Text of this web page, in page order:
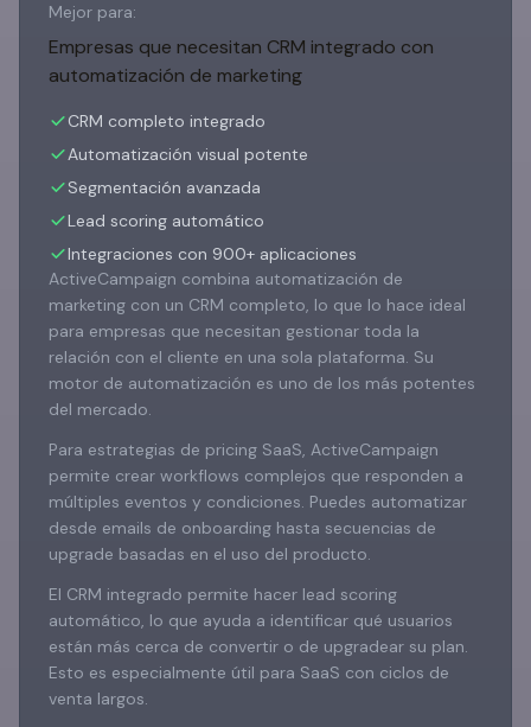
Mejor para:
Empresas que necesitan CRM integrado con
automatización de marketing
CRM completo integrado
Automatización visual potente
Segmentación avanzada
Lead scoring automático
Integraciones con 900+ aplicaciones
ActiveCampaign combina automatización de
marketing con un CRM completo, lo que lo hace ideal
para empresas que necesitan gestionar toda la
relación con el cliente en una sola plataforma. Su
motor de automatización es uno de los más potentes
del mercado.
Para estrategias de pricing SaaS, ActiveCampaign
permite crear workflows complejos que responden a
múltiples eventos y condiciones. Puedes automatizar
desde emails de onboarding hasta secuencias de
upgrade basadas en el uso del producto.
El CRM integrado permite hacer lead scoring
automático, lo que ayuda a identificar qué usuarios
están más cerca de convertir o de upgradear su plan.
Esto es especialmente útil para SaaS con ciclos de
venta largos.